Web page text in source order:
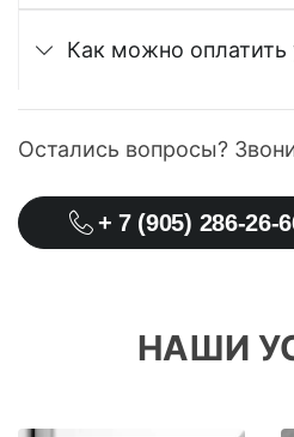
Как можно оплатить
Остались вопросы?
+ 7 (905) 286-26-
НАШИ